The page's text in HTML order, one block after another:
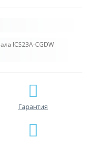
ICS23A-CGDW
Гарантия